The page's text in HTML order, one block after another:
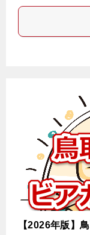
【2026年版】